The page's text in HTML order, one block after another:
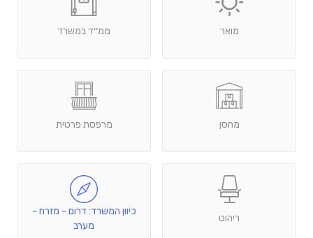
מואר ממ׳׳ד במשרד
מחסן מרפסת פרטית
ריהוט
כיוון המשרד: דרום - מזרח -
מערב